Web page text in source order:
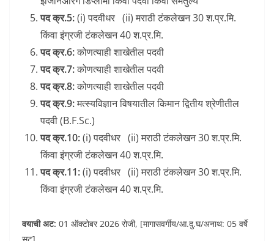
पद क्र.5:(i) पदवीधर (ii) मराठी टंकलेखन 30 श.प्र.मि.
किंवा इंग्रजी टंकलेखन 40 श.प्र.मि.
पद क्र.6:कोणत्याही शाखेतील पदवी
पद क्र.7:कोणत्याही शाखेतील पदवी
पद क्र.8:कोणत्याही शाखेतील पदवी
पद क्र.9:मत्स्यविज्ञान विषयातील किमान द्वितीय श्रेणीतील
पदवी (B.F.Sc.)
पद क्र.10:(i) पदवीधर (ii) मराठी टंकलेखन 30 श.प्र.मि.
किंवा इंग्रजी टंकलेखन 40 श.प्र.मि.
पद क्र.11:(i) पदवीधर (ii) मराठी टंकलेखन 30 श.प्र.मि.
किंवा इंग्रजी टंकलेखन 40 श.प्र.मि.
वयाची अट: 01 ऑक्टोबर 2026 रोजी, [मागासवर्गीय/आ.दु.घ/अनाथ: 05 वर्षे